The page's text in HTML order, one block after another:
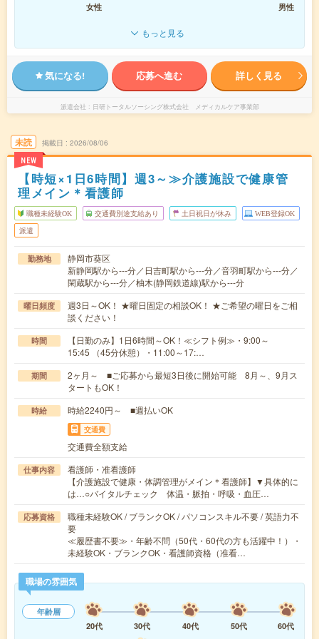
女性 男性
もっと見る
気になる! 応募へ進む 詳しく見る
派遣会社 日研トータルソーシング株式会社 メディカルケア事業部
未読
NEW
掲載日 2026/08/06
【時短×1日6時間】週3～≫介護施設で健康管
理メイン＊看護師
職種未経験OK 交通費別途支給あり 土日祝日が休み WEB登録OK
派遣
勤務地
静岡市葵区
新静岡駅から---分／日吉町駅から---分／音羽町駅から---分／
閑蔵駅から---分／柚木(静岡鉄道線)駅から---分
曜日頻度
週3日～OK！ ★曜日固定の相談OK！ ★ご希望の曜日をご相
談ください！
時間
【日勤のみ】1日6時間～OK！≪シフト例≫・9:00～
15:45 （45分休憩）・11:00～17:…
期間
2ヶ月～ ■ご応募から最短3日後に開始可能 8月～、9月ス
タートもOK！
時給 時給2240円～ ■週払いOK
交通費
交通費全額支給
仕事内容
看護師・准看護師
【介護施設で健康・体調管理がメイン＊看護師】▼具体的に
は…○バイタルチェック 体温・脈拍・呼吸・血圧…
応募資格
職種未経験OK / ブランクOK / パソコンスキル不要 / 英語力不
要
≪履歴書不要≫・年齢不問（50代・60代の方も活躍中！）・
未経験OK・ブランクOK・看護師資格（准看…
職場の雰囲気
年齢層
20代
30代 40代 50代
60代